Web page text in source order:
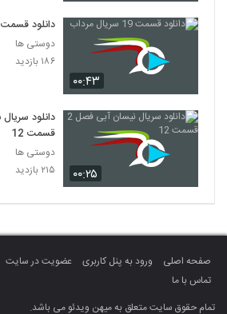
۰۰:۴۳
دانلود قسمت 19 سریال مرداب
دوستی ها
۱۸۶ بازدید
۰۰:۲۵
قسمت 12
دوستی ها
۲۱۵ بازدید
صفحه اصلی ورود به پنل کاربری عضویت در سایت
تماس با ما
تمام حقوق سایت متعلق به میهن ویدئو می باشد.